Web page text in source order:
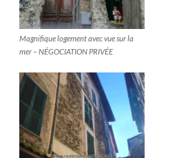
Magnifique logement avec vue sur la
mer – NÉGOCIATION PRIVÉE